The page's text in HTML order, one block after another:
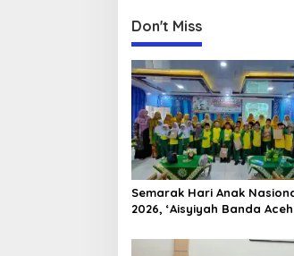
Don't Miss
Semarak Hari Anak
2026, ‘Aisyiyah Banda
Universitas Ahmad Dahlan